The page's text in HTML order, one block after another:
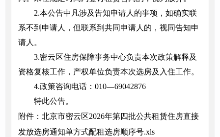
2.本公告中凡涉及告知申请人的事项，如确实联
系不到申请人，但联系到共同申请人的，视同告知申
请人。
3.密云区住房保障事务中心负责本次政策解释及
资格复核工作，产权单位负责本次选房及入住工作。
4.政策咨询电话：010—69042876
特此公告。
附件：北京市密云区2026年第四批公共租赁住房直接
发放选房通知单方式配租选房顺序号.xls